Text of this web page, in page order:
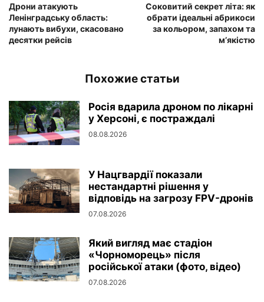
Дрони атакують
Ленінградську область:
лунають вибухи, скасовано
десятки рейсів
Соковитий секрет літа: як
обрати ідеальні абрикоси
за кольором, запахом та
м’якістю
Похожие статьи
Росія вдарила дроном по лікарні
у Херсоні, є постраждалі
08.08.2026
У Нацгвардії показали
нестандартні рішення у
відповідь на загрозу FPV-дронів
07.08.2026
Який вигляд має стадіон
«Чорноморець» після
російської атаки (фото, відео)
07.08.2026